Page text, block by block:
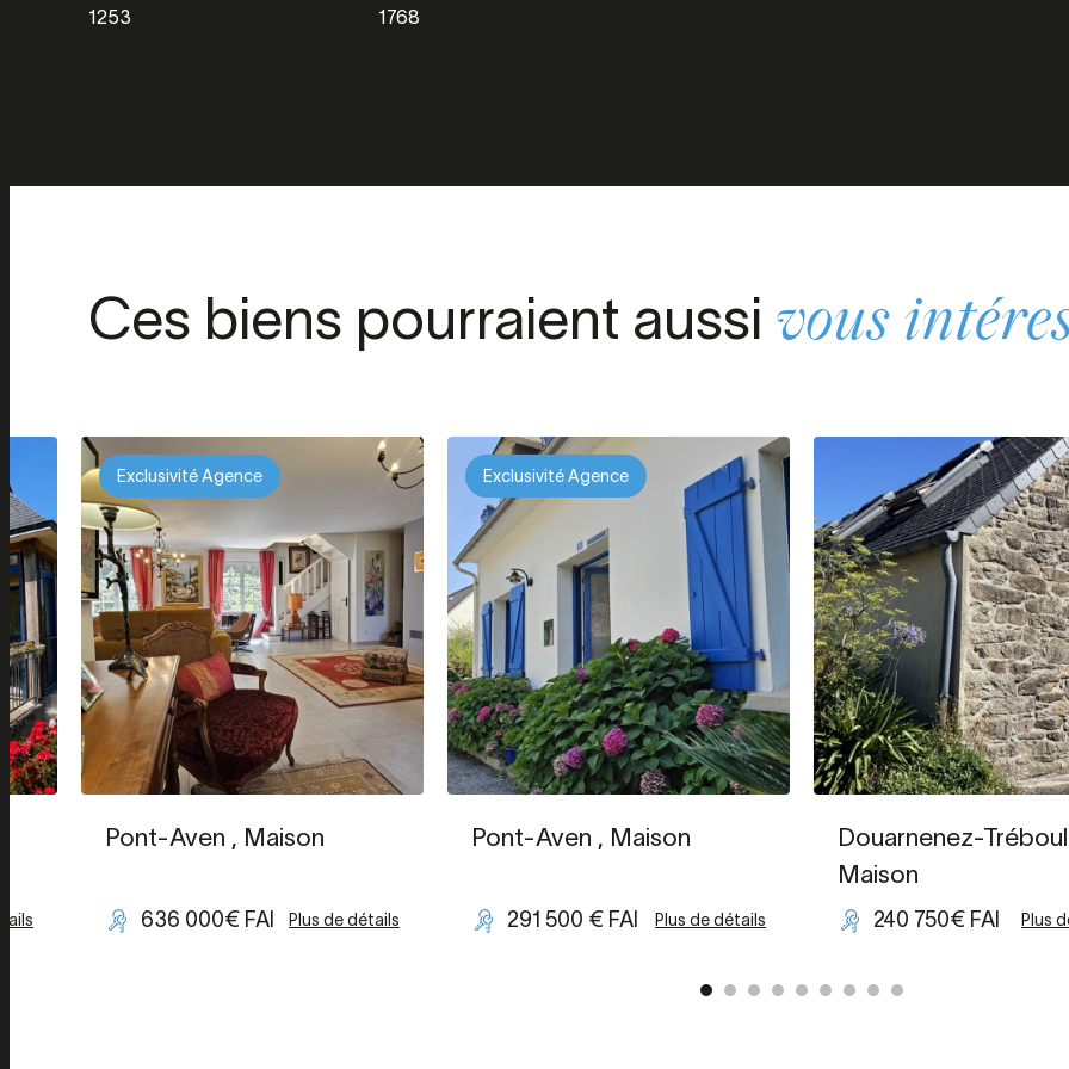
1253 1768
Ces biens pourraient aussi vous
Exclusivité Agence
Pont-Aven , Maison
636 000€ FAI Plus de détails
Exclusivité Agence
Pont-Aven , Maison
291 500 € FAI Plus de détails
Douarnenez-Tréboul
Maison
240 750€ FAI Plus